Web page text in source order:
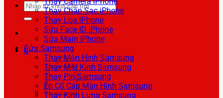
Tìm
kiếm:
0
Thay Chân Sạc iPhone
Thay Loa iPhone
Sửa Face ID iPhone
Sửa Main iPhone
Sửa Samsung
Thay Màn Hình Samsung
Thay Mặt Kính Samsung
Thay Pin Samsung
Ép Cổ Cáp Màn Hình Samsung
Thay Kính Lưng Samsung